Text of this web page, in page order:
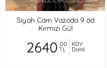
Siyah Cam Vazoda 9 ad
Kırmızı Gül
2640 ,00
TL
KDV
Dahil